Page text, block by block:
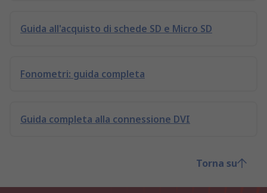
Guida all'acquisto di schede SD e Micro SD
Fonometri: guida completa
Guida completa alla connessione DVI
Torna su